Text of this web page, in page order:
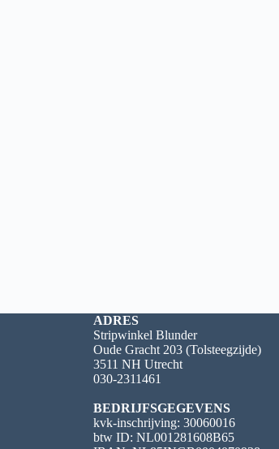
ADRES
Stripwinkel Blunder
Oude Gracht 203 (Tolsteegzijde)
3511 NH Utrecht
030-2311461
BEDRIJFSGEGEVENS
kvk-inschrijving: 30060016
btw ID: NL001281608B65